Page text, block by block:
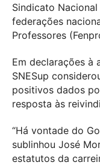
Sindicato
federações
Professores
Em declarações à
SNESup
positivos dados
resposta às
“Há vontade do
sublinhou José
estatutos da